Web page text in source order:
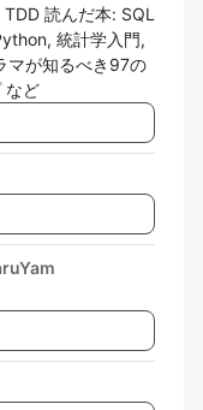
読んだ本: SQL
統計学入門,
マが知るべき97の
など